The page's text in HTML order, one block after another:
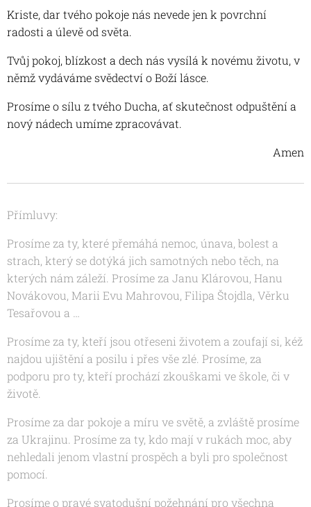
Kriste, dar tvého pokoje nás nevede jen k povrchní
radosti a úlevě od světa.
Tvůj pokoj, blízkost a dech nás vysílá k novému životu, v
němž vydáváme svědectví o Boží lásce.
Prosíme o sílu z tvého Ducha, ať skutečnost odpuštění a
nový nádech umíme zpracovávat.
Amen
Přímluvy:
Prosíme za ty, které přemáhá nemoc, únava, bolest a
strach, který se dotýká jich samotných nebo těch, na
kterých nám záleží. Prosíme za Janu Klárovou, Hanu
Novákovou, Marii Evu Mahrovou, Filipa Štojdla, Věrku
Tesařovou a …
Prosíme za ty, kteří jsou otřeseni životem a zoufají si, kéž
najdou ujištění a posilu i přes vše zlé. Prosíme, za
podporu pro ty, kteří prochází zkouškami ve škole, či v
životě.
Prosíme za dar pokoje a míru ve světě, a zvláště prosíme
za Ukrajinu. Prosíme za ty, kdo mají v rukách moc, aby
nehledali jenom vlastní prospěch a byli pro společnost
pomocí.
Prosíme o pravé svatodušní požehnání pro všechna